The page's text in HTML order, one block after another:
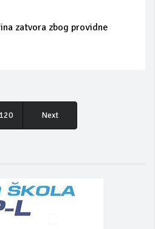
zatvora zbog providne
120 Next